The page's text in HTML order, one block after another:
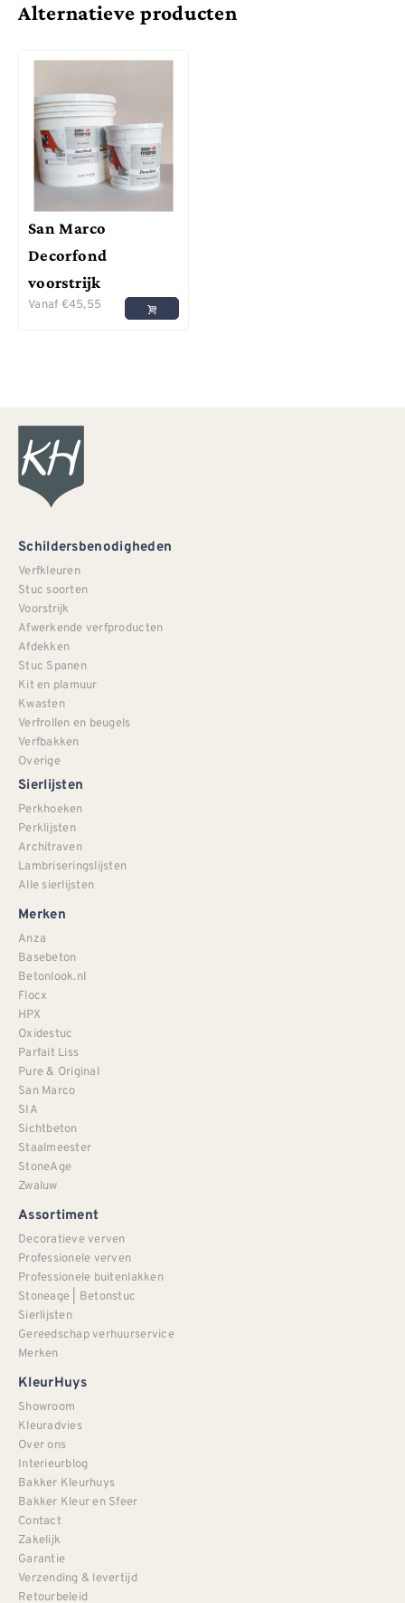
Alternatieve producten
San Marco
Decorfond
voorstrijk
Vanaf €45,55
Schildersbenodigheden
Verfkleuren
Stuc soorten
Voorstrijk
Afwerkende verfproducten
Afdekken
Stuc Spanen
Kit en plamuur
Kwasten
Verfrollen en beugels
Verfbakken
Overige
Sierlijsten
Perkhoeken
Perklijsten
Architraven
Lambriseringslijsten
Alle sierlijsten
Merken
Anza
Basebeton
Betonlook.nl
Flocx
HPX
Oxidestuc
Parfait Liss
Pure & Original
San Marco
SIA
Sichtbeton
Staalmeester
StoneAge
Zwaluw
Assortiment
Decoratieve verven
Professionele verven
Professionele buitenlakken
Stoneage | Betonstuc
Sierlijsten
Gereedschap verhuurservice
Merken
KleurHuys
Showroom
Kleuradvies
Over ons
Interieurblog
Bakker Kleurhuys
Bakker Kleur en Sfeer
Contact
Zakelijk
Garantie
Verzending & levertijd
Retourbeleid